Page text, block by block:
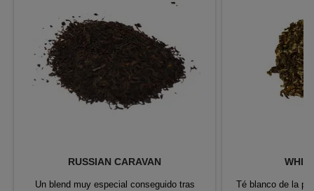
RUSSIAN CARAVAN
Un blend muy especial conseguido tras
Té blanco de la